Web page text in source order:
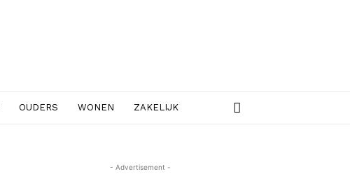
OUDERS WONEN ZAKELIJK
- Advertisement -